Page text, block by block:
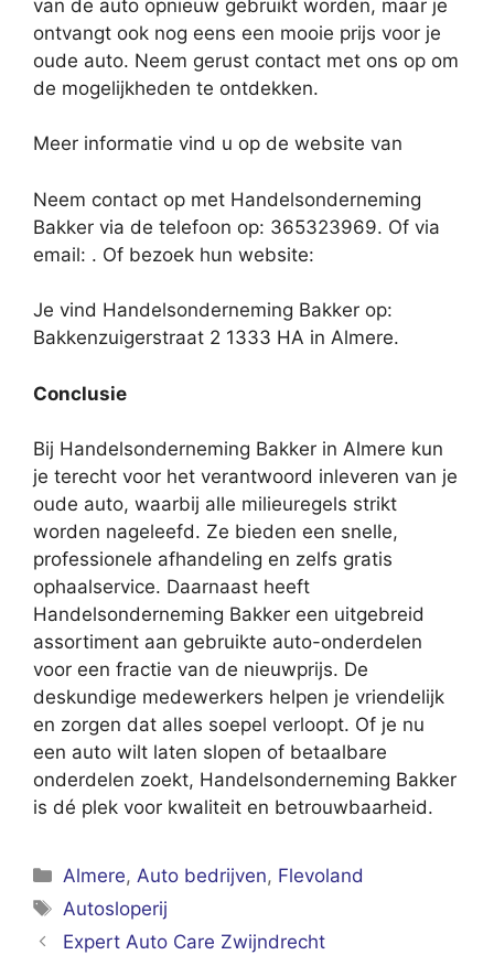
van de auto opnieuw gebruikt worden, maar je
ontvangt ook nog eens een mooie prijs voor je
oude auto. Neem gerust contact met ons op om
de mogelijkheden te ontdekken.
Meer informatie vind u op de website van
Neem contact op met Handelsonderneming
Bakker via de telefoon op: 365323969. Of via
email: . Of bezoek hun website:
Je vind Handelsonderneming Bakker op:
Bakkenzuigerstraat 2 1333 HA in Almere.
Conclusie
Bij Handelsonderneming Bakker in Almere kun
je terecht voor het verantwoord inleveren van je
oude auto, waarbij alle milieuregels strikt
worden nageleefd. Ze bieden een snelle,
professionele afhandeling en zelfs gratis
ophaalservice. Daarnaast heeft
Handelsonderneming Bakker een uitgebreid
assortiment aan gebruikte auto-onderdelen
voor een fractie van de nieuwprijs. De
deskundige medewerkers helpen je vriendelijk
en zorgen dat alles soepel verloopt. Of je nu
een auto wilt laten slopen of betaalbare
onderdelen zoekt, Handelsonderneming Bakker
is dé plek voor kwaliteit en betrouwbaarheid.
Categorieën
Almere,Auto bedrijven, Flevoland
Tags
Autosloperij
Expert Auto Care Zwijndrecht